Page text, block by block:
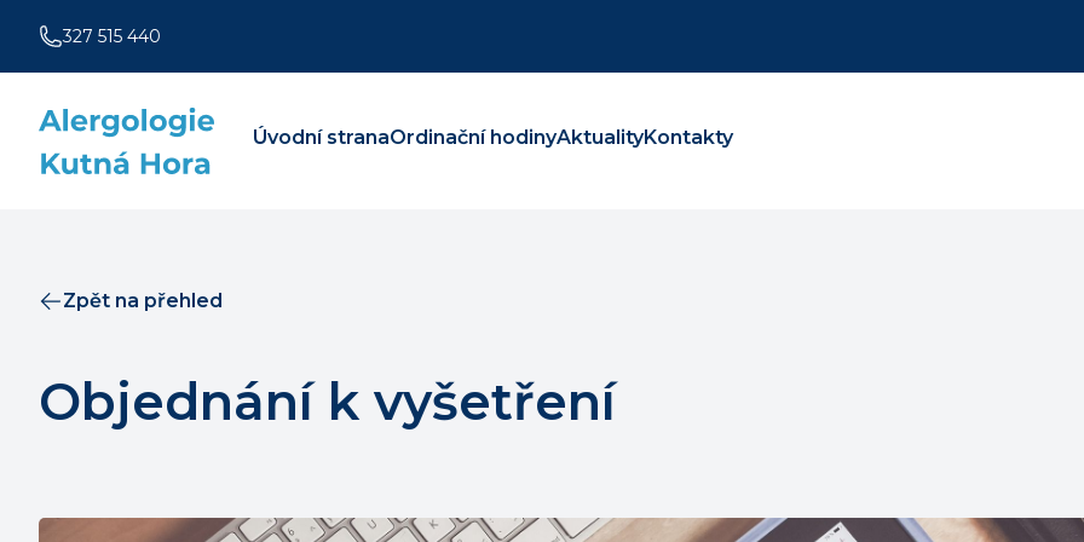
327 515 440
Úvodní stranaOrdinační hodinyAktualityKontakty
Zpět na přehled
Objednání k vyšetření